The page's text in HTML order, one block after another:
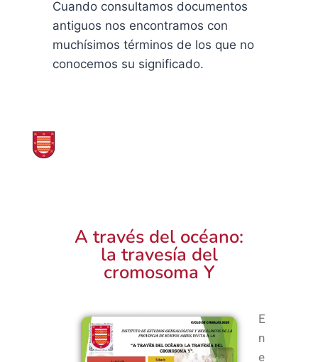
Cuando consultamos documentos
antiguos nos encontramos con
muchísimos términos de los que no
conocemos su significado.
A través del océano:
la travesía del
cromosoma Y
E
n
e